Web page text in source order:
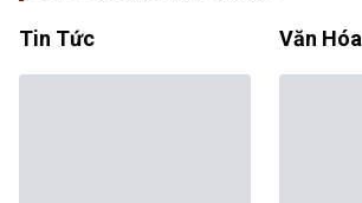
Tin Tức Văn Hóa